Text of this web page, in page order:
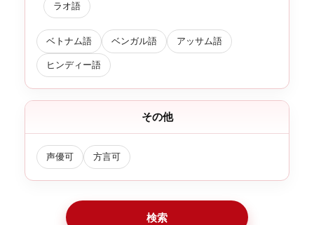
ラオ語
ベトナム語 ベンガル語 アッサム語
ヒンディー語
その他
声優可 方言可
検索